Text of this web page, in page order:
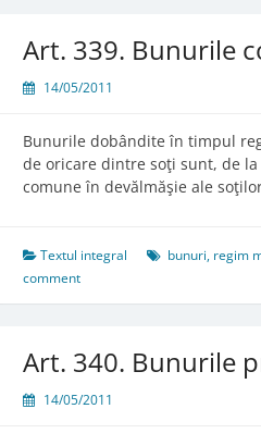
Art. 339. Bunurile
14/05/2011
Bunurile dobândite în timpul
de oricare dintre soţi sunt, de
comune în devălmăşie ale
Textul integral bunuri, regim
comment
Art. 340. Bunurile
14/05/2011